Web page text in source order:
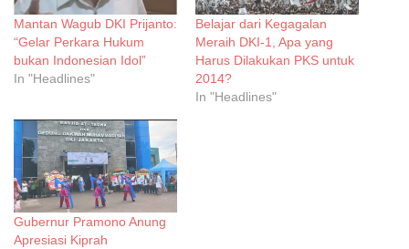
Mantan Wagub DKI Prijanto:
“Gelar Perkara Hukum
bukan Indonesian Idol”
In "Headlines"
Belajar dari Kegagalan
Meraih DKI-1, Apa yang
Harus Dilakukan PKS untuk
2014?
In "Headlines"
Gubernur Pramono Anung
Apresiasi Kiprah